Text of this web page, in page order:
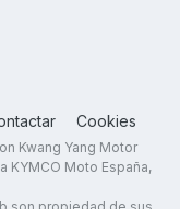
Cookies
Kwang Yang Motor
KYMCO Moto España,